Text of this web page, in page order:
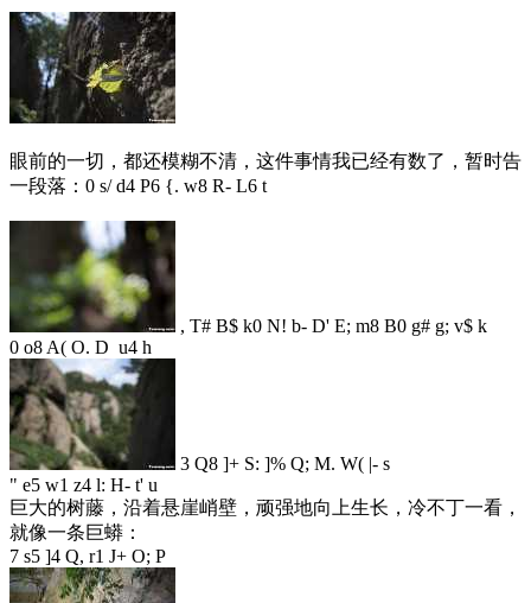
眼前的一切，都还模糊不清，这件事情我已经有数了，暂时告
一段落： 0 s/ d4 P6 {. w8 R- L6 t
, T# B$ k0 N! b- D' E; m8 B0 g# g; v$ k
0 o8 A( O. D u4 h
3 Q8 ]+ S: ]% Q; M. W( |- s
" e5 w1 z4 l: H- t' u
巨大的树藤，沿着悬崖峭壁，顽强地向上生长，冷不丁一看，
就像一条巨蟒：
7 s5 ]4 Q, r1 J+ O; P